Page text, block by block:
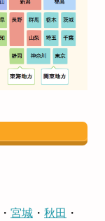
・ 宮城 ・ 秋田 ・